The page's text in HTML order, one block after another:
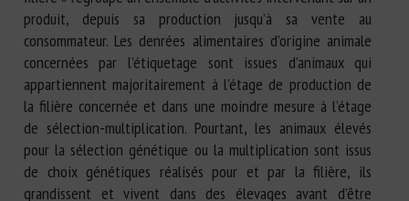
produit, depuis sa production jusqu’à sa vente au
consommateur. Les denrées alimentaires d’origine animale
concernées par l’étiquetage sont issues d’animaux qui
appartiennent majoritairement à l’étage de production de
la filière concernée et dans une moindre mesure à l’étage
de sélection-multiplication. Pourtant, les animaux élevés
pour la sélection génétique ou la multiplication sont issus
de choix génétiques réalisés pour et par la filière, ils
grandissent et vivent dans des élevages avant d’être